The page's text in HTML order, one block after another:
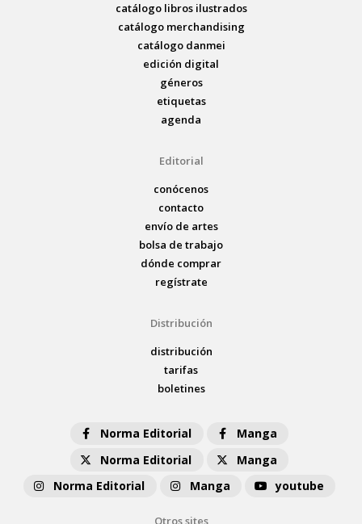
catálogo libros ilustrados
catálogo merchandising
catálogo danmei
edición digital
géneros
etiquetas
agenda
Editorial
conócenos
contacto
envío de artes
bolsa de trabajo
dónde comprar
regístrate
Distribución
distribución
tarifas
boletines
Norma Editorial
Manga
Norma Editorial
Manga
Norma Editorial
Manga youtube
Otros sites